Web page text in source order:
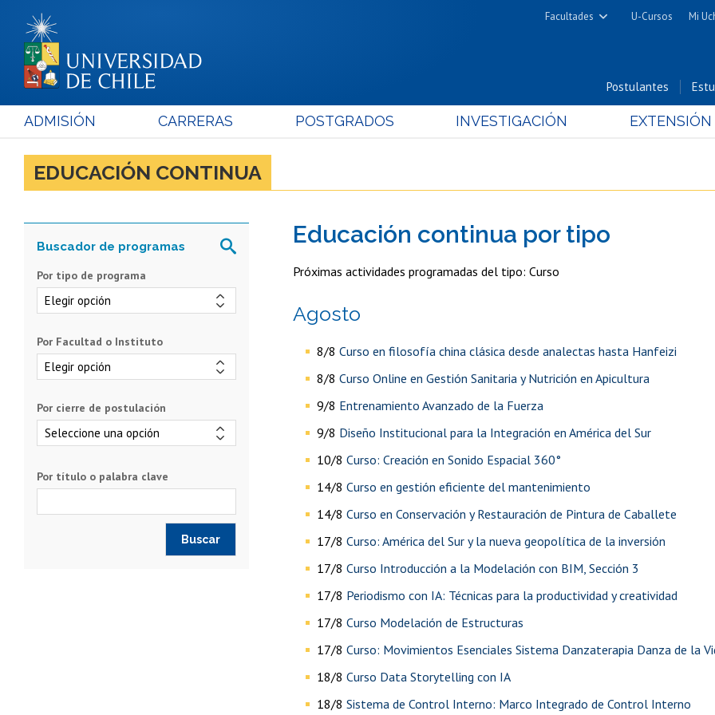
Facultades
Cs. Físicas y Matemáticas
Cs. Químicas y Farmacéuticas
Estudios Avanzados en Educación
U-Cursos Mi
Postulantes
ADMISIÓN CARRERAS POSTGRADOS INVESTIGACIÓN EXTENSIÓN
EDUCACIÓN CONTINUA
Por tipo de programa
Por Facultad o Instituto
Por cierre de postulación
Por título o palabra clave
educación continua por tipo
Próximas actividades programadas del tipo: Curso
agosto
8/8 Curso en filosofía china clásica desde analectas hasta Hanfeizi
8/8 Curso Online en Gestión Sanitaria y Nutrición en Apicultura
9/8 Entrenamiento Avanzado de la Fuerza
9/8 Diseño Institucional para la Integración en América del Sur
10/8 Curso: Creación en Sonido Espacial 360°
14/8 Curso en gestión eficiente del mantenimiento
14/8 Curso en Conservación y Restauración de Pintura de Caballete
17/8 Curso: América del Sur y la nueva geopolítica de la inversión
17/8 Curso Introducción a la Modelación con BIM, Sección 3
17/8 Periodismo con IA: Técnicas para la productividad y creatividad
17/8 Curso Modelación de Estructuras
17/8 Curso: Movimientos Esenciales Sistema Danzaterapia Danza de la
18/8 Curso Data Storytelling con IA
18/8 Sistema de Control Interno: Marco Integrado de Control Interno